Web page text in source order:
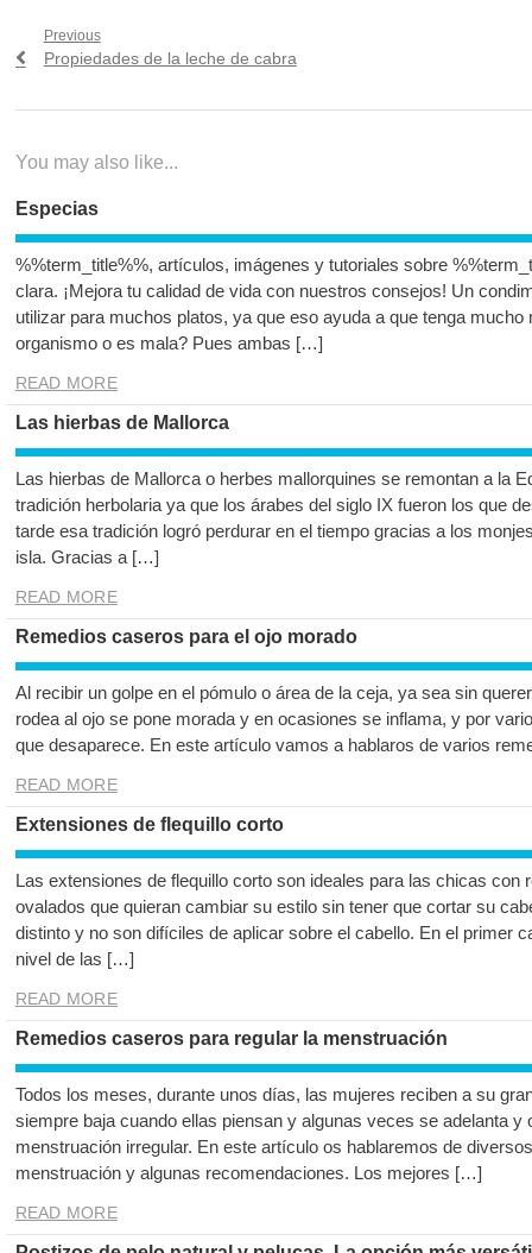
Navegación
Previous
Previous
Propiedades de la leche de cabra
You may also like...
Especias
%%term_title%%, artículos, imágenes y tutoriales sobre
clara. ¡Mejora tu calidad de vida con nuestros consejos! Un
utilizar para muchos platos, ya que eso ayuda a que tenga
organismo o es mala? Pues ambas […]
READ MORE
Las hierbas de Mallorca
Las hierbas de Mallorca o herbes mallorquines se remontan a la
tradición herbolaria ya que los árabes del siglo IX fueron los que
tarde esa tradición logró perdurar en el tiempo gracias a los
isla. Gracias a […]
READ MORE
Remedios caseros para el ojo morado
Al recibir un golpe en el pómulo o área de la ceja, ya sea sin
rodea al ojo se pone morada y en ocasiones se inflama, y por
que desaparece. En este artículo vamos a hablaros de varios
READ MORE
Extensiones de flequillo corto
Las extensiones de flequillo corto son ideales para las chicas con
ovalados que quieran cambiar su estilo sin tener que cortar su
distinto y no son difíciles de aplicar sobre el cabello. En el primer
nivel de las […]
READ MORE
Remedios caseros para regular la menstruación
Todos los meses, durante unos días, las mujeres reciben a su
siempre baja cuando ellas piensan y algunas veces se adelanta
menstruación irregular. En este artículo os hablaremos de
menstruación y algunas recomendaciones. Los mejores […]
READ MORE